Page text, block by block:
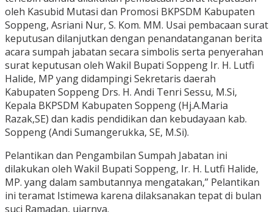
oleh Kasubid Mutasi dan Promosi BKPSDM Kabupaten
Soppeng, Asriani Nur, S. Kom. MM. Usai pembacaan surat
keputusan dilanjutkan dengan penandatanganan berita
acara sumpah jabatan secara simbolis serta penyerahan
surat keputusan oleh Wakil Bupati Soppeng Ir. H. Lutfi
Halide, MP yang didampingi Sekretaris daerah
Kabupaten Soppeng Drs. H. Andi Tenri Sessu, M.Si,
Kepala BKPSDM Kabupaten Soppeng (Hj.A.Maria
Razak,SE) dan kadis pendidikan dan kebudayaan kab.
Soppeng (Andi Sumangerukka, SE, M.Si).
Pelantikan dan Pengambilan Sumpah Jabatan ini
dilakukan oleh Wakil Bupati Soppeng, Ir. H. Lutfi Halide,
MP. yang dalam sambutannya mengatakan,” Pelantikan
ini teramat Istimewa karena dilaksanakan tepat di bulan
suci Ramadan, ujarnya.